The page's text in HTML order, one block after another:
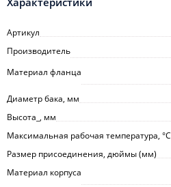
Артикул
Производитель
Материал фланца
Диаметр бака, мм
Высота_, мм
Максимальная рабочая температура, °С
Размер присоединения, дюймы (мм)
Материал корпуса